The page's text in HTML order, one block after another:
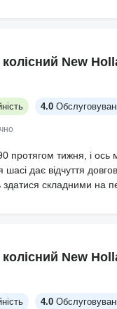
New
4.0
протягом тижня, і ось
дає відчуття
здатися складними на
New
4.0